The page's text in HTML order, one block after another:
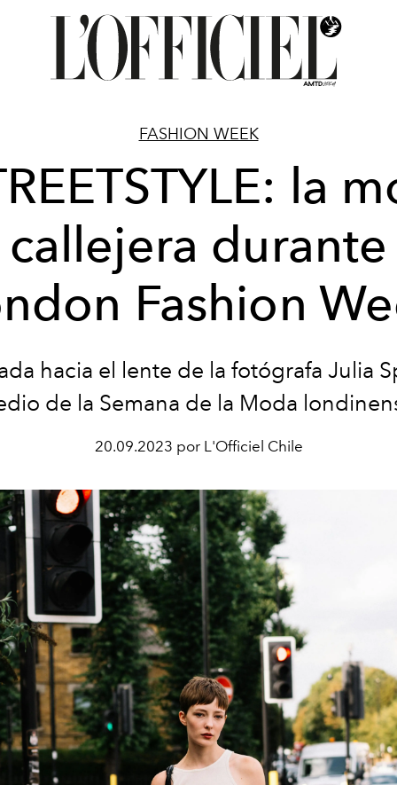
FASHION WEEK
la
callejera durante
Fashion
hacia el lente de la fotógrafa Julia
de la Semana de la Moda
20.09.2023 por L'Officiel Chile